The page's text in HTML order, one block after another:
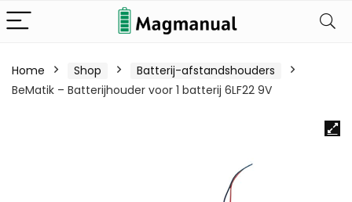
Home Shop
Batterij-afstandshouders
BeMatik – Batterijhouder voor 1 batterij 6LF22 9V